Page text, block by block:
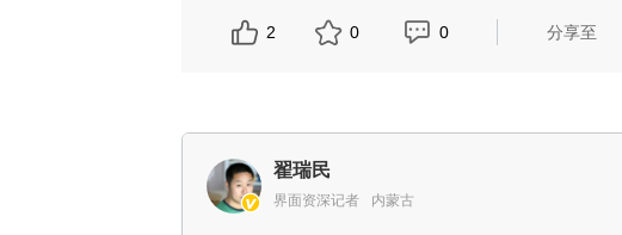
2 0 0 分享至
翟瑞民
界面资深记者 内蒙古